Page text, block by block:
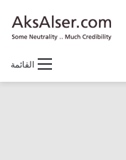
القائمة